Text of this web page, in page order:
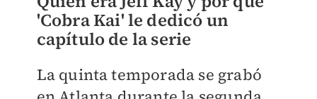
'Cobra Kai' le dedicó un
capítulo de la serie
La quinta temporada se grabó